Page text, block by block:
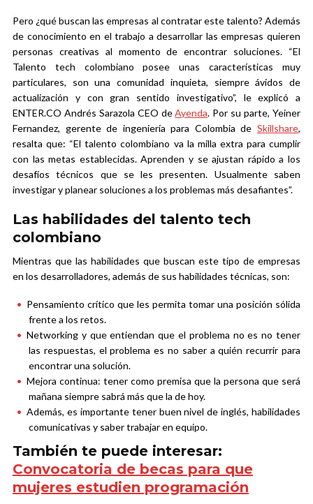
Pero ¿qué buscan las empresas al contratar este talento? Además
de conocimiento en el trabajo a desarrollar las empresas quieren
personas creativas al momento de encontrar soluciones. “El
Talento tech colombiano posee unas características muy
particulares, son una comunidad inquieta, siempre ávidos de
actualización y con gran sentido investigativo”, le explicó a
ENTER.CO Andrés Sarazola CEO deAyenda. Por su parte, Yeiner
Fernandez, gerente de ingeniería para Colombia de Skillshare,
resalta que: “El talento colombiano va la milla extra para cumplir
con las metas establecidas. Aprenden y se ajustan rápido a los
desafíos técnicos que se les presenten. Usualmente saben
investigar y planear soluciones a los problemas más desafiantes”.
Las habilidades del talento tech
colombiano
Mientras que las habilidades que buscan este tipo de empresas
en los desarrolladores, además de sus habilidades técnicas, son:
Pensamiento crítico que les permita tomar una posición sólida
frente a los retos.
Networking y que entiendan que el problema no es no tener
las respuestas, el problema es no saber a quién recurrir para
encontrar una solución.
Mejora continua: tener como premisa que la persona que será
mañana siempre sabrá más que la de hoy.
Además, es importante tener buen nivel de inglés, habilidades
comunicativas y saber trabajar en equipo.
También te puede interesar:
Convocatoria de becas para que
mujeres estudien programación